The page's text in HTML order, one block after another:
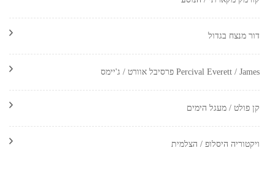
דור מנצח בגדול
Percival Everett / James פרסיבל אוורט / ג'יימס
קן פולט / מעגל הימים
ויקטוריה היסלופ / הצלמית